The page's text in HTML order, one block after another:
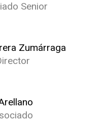
Senior
Zumárraga